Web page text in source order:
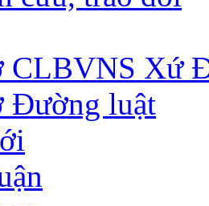
CLBVNS Xứ
Đường luật